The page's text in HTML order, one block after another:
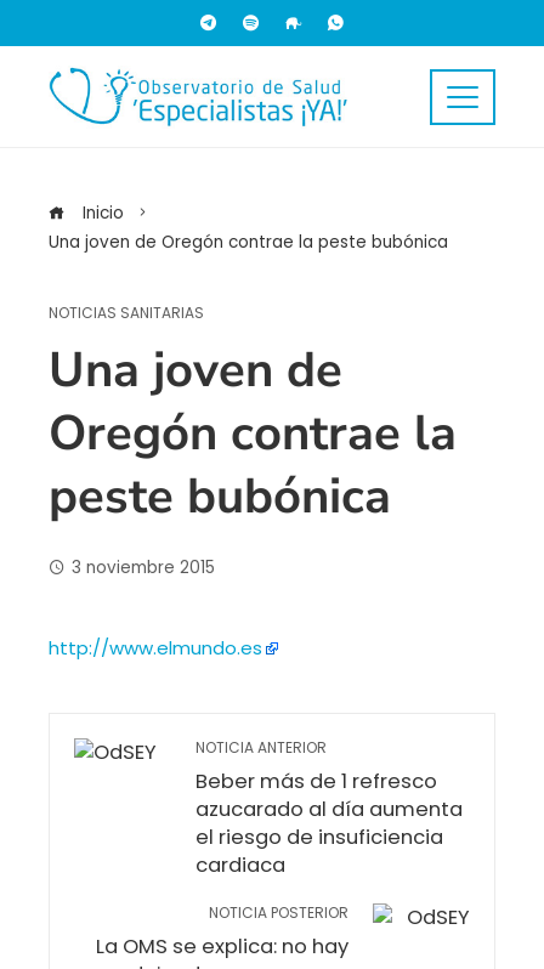
Inicio
Una joven de Oregón contrae la peste bubónica
NOTICIAS SANITARIAS
Una joven de
Oregón contrae la
peste bubónica
3 noviembre 2015
http://www.elmundo.es
NOTICIA ANTERIOR
Beber más de 1 refresco
azucarado al día aumenta
el riesgo de insuficiencia
cardiaca
NOTICIA POSTERIOR
La OMS se explica: no hay